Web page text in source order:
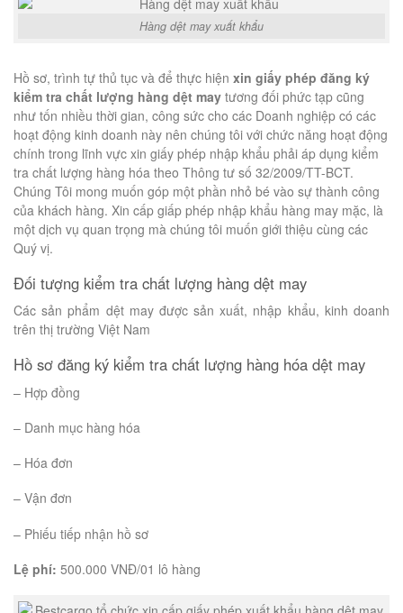
Hàng dệt may xuất khẩu
Hồ sơ, trình tự thủ tục và để thực hiện xin giấy phép đăng ký
kiểm tra chất lượng hàng dệt may tương đối phức tạp cũng
như tốn nhiều thời gian, công sức cho các Doanh nghiệp có các
hoạt động kinh doanh này nên chúng tôi với chức năng hoạt động
chính trong lĩnh vực xin giấy phép nhập khẩu phải áp dụng kiểm
tra chất lượng hàng hóa theo Thông tư số 32/2009/TT-BCT.
Chúng Tôi mong muốn góp một phần nhỏ bé vào sự thành công
của khách hàng. Xin cấp giấp phép nhập khẩu hàng may mặc, là
một dịch vụ quan trọng mà chúng tôi muốn giới thiệu cùng các
Quý vị.
Đối tượng kiểm tra chất lượng hàng dệt may
Các sản phẩm dệt may được sản xuất, nhập khẩu, kinh doanh
trên thị trường Việt Nam
Hồ sơ đăng ký kiểm tra chất lượng hàng hóa dệt may
– Hợp đồng
– Danh mục hàng hóa
– Hóa đơn
– Vận đơn
– Phiếu tiếp nhận hồ sơ
Lệ phí: 500.000 VNĐ/01 lô hàng